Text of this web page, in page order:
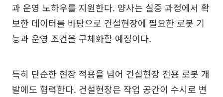
과 운영 노하우를 지원한다. 양사는 실증 과정에서 확
보한 데이터를 바탕으로 건설현장에 필요한 로봇 기
능과 운영 조건을 구체화할 예정이다.
특히 단순한 현장 적용을 넘어 건설현장 전용 로봇 개
발에도 협력한다. 건설현장은 작업 공간이 수시로 변